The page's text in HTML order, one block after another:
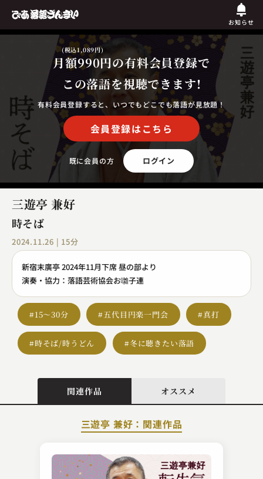
お知らせ
月額990円
(税込1,089円)
の有料会員登録で
この落語を視聴できます!
有料会員登録すると、いつでもどこでも落語が見放題！
会員登録はこちら
既に会員の方 ログイン
三遊亭 兼好
時そば
2024.11.26 | 15分
新宿末廣亭 2024年11月下席 昼の部より
演奏・協力：落語芸術協会お囃子連
#15～30分 #五代目円楽一門会 #真打
#時そば/時うどん #冬に聴きたい落語
関連作品 オススメ
三遊亭 兼好：関連作品